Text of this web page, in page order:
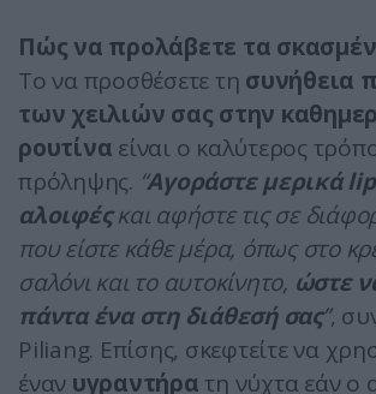
Πώς να προλάβετε τα
Το να προσθέσετε τη συνήθεια
των χειλιών σας στην
ρουτίνα είναι ο καλύτερος
πρόληψης. “Αγοράστε μερικά
αλοιφέςκαι αφήστε τις σε
που είστε κάθε μέρα, όπως στο
σαλόνι και το αυτοκίνητο, ώστε
πάντα ένα στη διάθεσή σας”,
Piliang. Επίσης, σκεφτείτε να
έναν υγραντήρα τη νύχτα εάν ο